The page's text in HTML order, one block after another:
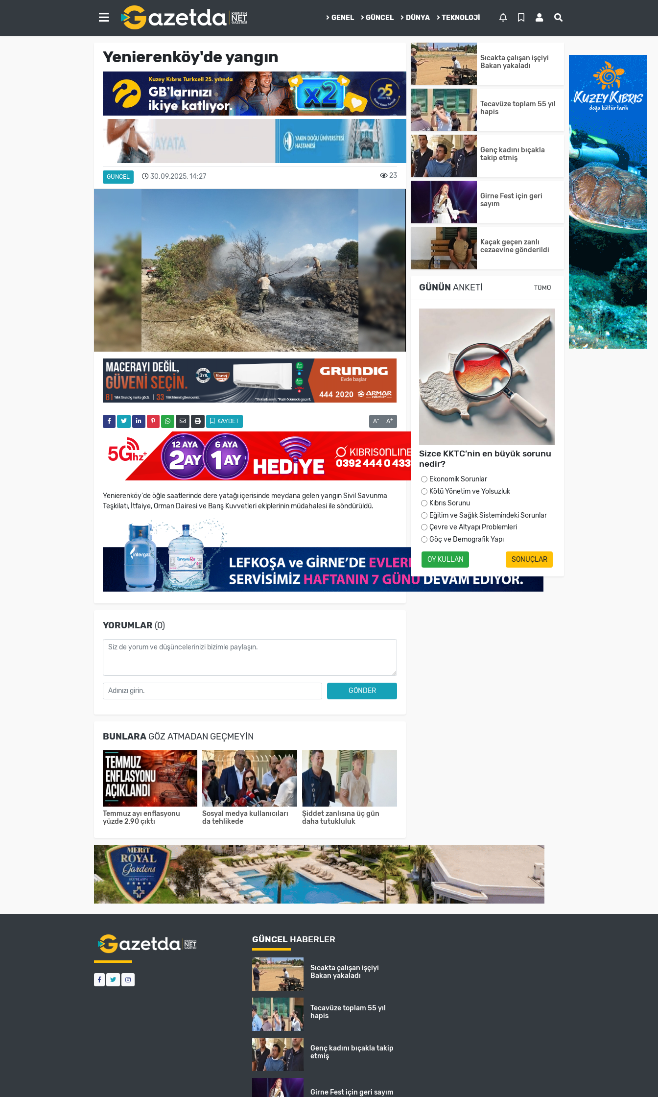
GENEL GÜNCEL DÜNYA TEKNOLOJI
Yenierenköy'de yangın
GÜNCEL 30.09.2025, 14:27 23
KAYDET A- A+
Yenierenköy'de öğle saatlerinde dere yatağı içerisinde meydana gelen yangın Sivil Savunma
Teşkilatı, İtfaiye, Orman Dairesi ve Barış Kuvvetleri ekiplerinin müdahalesi ile söndürüldü.
YORUMLAR (0)
GÖNDER
BUNLARAGÖZ ATMADAN GEÇMEYIN
Temmuz ayı enflasyonu
yüzde 2,90 çıktı
Sosyal medya kullanıcıları
da tehlikede
Şiddet zanlısına üç gün
daha tutukluluk
Sıcakta çalışan işçiyi
Bakan yakaladı
Tecavüze toplam 55 yıl
hapis
Genç kadını bıçakla
takip etmiş
Girne Fest için geri
sayım
Kaçak geçen zanlı
cezaevine gönderildi
GÜNÜN ANKETI TÜMÜ
Sizce KKTC’nin en büyük sorunu
nedir?
Ekonomik Sorunlar
Kötü Yönetim ve Yolsuzluk
Kıbrıs Sorunu
Eğitim ve Sağlık Sistemindeki Sorunlar
Çevre ve Altyapı Problemleri
Göç ve Demografik Yapı
OY KULLAN SONUÇLAR
GÜNCEL HABERLER
Sıcakta çalışan işçiyi
Bakan yakaladı
Tecavüze toplam 55 yıl
hapis
Genç kadını bıçakla takip
etmiş
Girne Fest için geri sayım